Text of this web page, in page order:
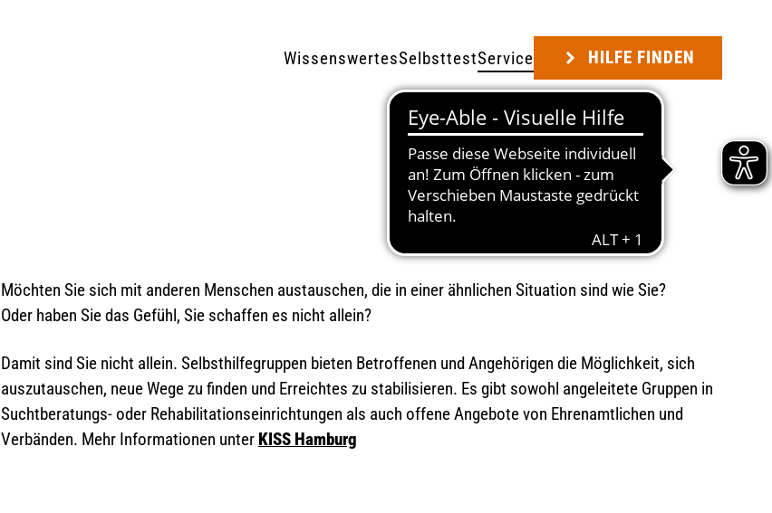
WissenswertesSelbsttestService HILFE FINDEN
Möchten Sie sich mit anderen Menschen austauschen, die in einer ähnlichen Situation sind wie Sie?
Oder haben Sie das Gefühl, Sie schaffen es nicht allein?
Damit sind Sie nicht allein. Selbsthilfegruppen bieten Betroffenen und Angehörigen die Möglichkeit, sich
auszutauschen, neue Wege zu finden und Erreichtes zu stabilisieren. Es gibt sowohl angeleitete Gruppen in
Suchtberatungs- oder Rehabilitationseinrichtungen als auch offene Angebote von Ehrenamtlichen und
Verbänden. Mehr Informationen unter KISS Hamburg